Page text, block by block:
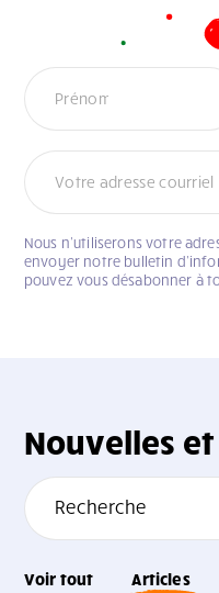
Infolettre
Nous n’utiliserons votre
envoyer notre bulletin
pouvez vous désabonner à
Nouvelles
Voir tout Articles